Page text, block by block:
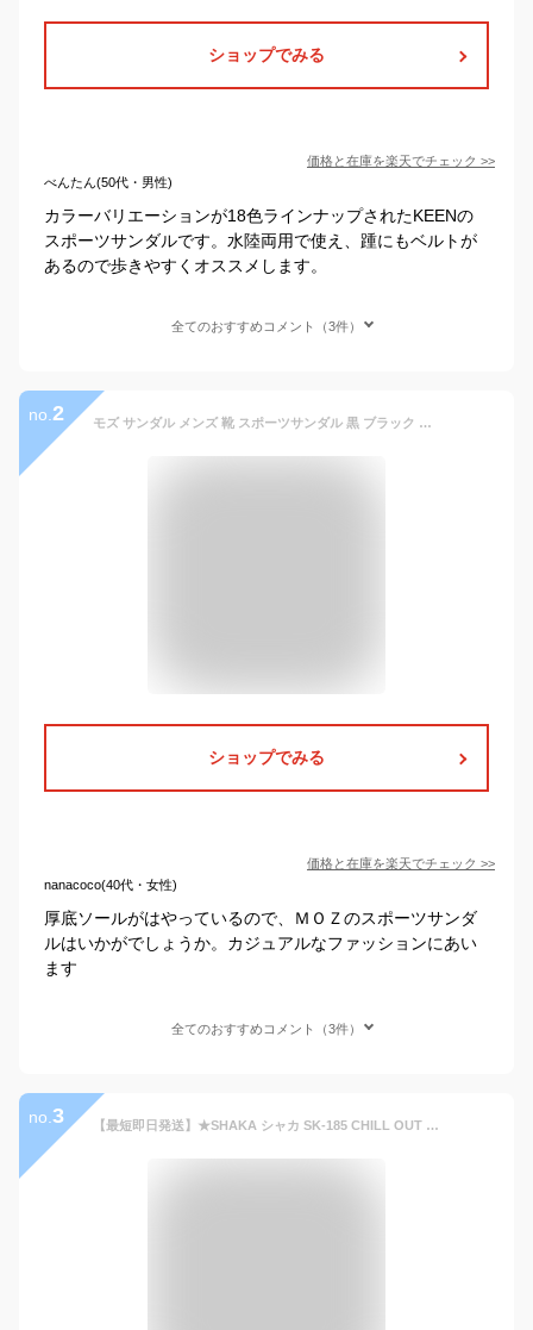
ショップでみる
価格と在庫を楽天でチェック >>
べんたん(50代・男性)
カラーバリエーションが18色ラインナップされたKEENの
スポーツサンダルです。水陸両用で使え、踵にもベルトが
あるので歩きやすくオススメします。
全てのおすすめコメント（3件）
no. 2 モズ サンダル メンズ 靴 スポーツサンダル 黒 ブラック ネイビー 軽量 軽い クッション スポサン おしゃれ ブランド 歩きやすい スポーツ 父の日 ギフト プレゼント moz 0800 超目玉サンダル
ショップでみる
価格と在庫を楽天でチェック >>
nanacoco(40代・女性)
厚底ソールがはやっているので、ＭＯＺのスポーツサンダ
ルはいかがでしょうか。カジュアルなファッションにあい
ます
全てのおすすめコメント（3件）
no. 3 【最短即日発送】★SHAKA シャカ SK-185 CHILL OUT SF チルアウトSF CORDURA スポーツサンダル【Sx】【T】【クーポン対象外】｜スポーツサンダル メンズ レディース ビーチサンダル 厚底 歩きやすい 大きいサイズ トレンド ストラップ ブランド おしゃれ